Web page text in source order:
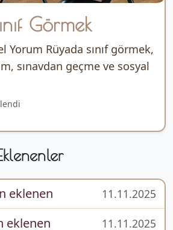
Görmek
Yorum Rüyada sınıf görmek,
sınavdan geçme ve sosyal
eklenen 11.11.2025
eklenen 11.11.2025